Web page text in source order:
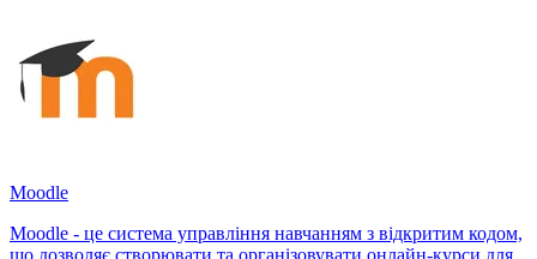
Moodle
Moodle - це система управління навчанням з відкритим кодом,
що дозволяє створювати та організовувати онлайн-курси для